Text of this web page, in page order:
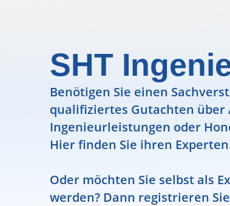
SHT
Benötigen Sie einen
qualifiziertes Gutachten über
Ingenieurleistungen oder
Hier finden Sie ihren
Oder möchten Sie selbst als
werden? Dann registrieren